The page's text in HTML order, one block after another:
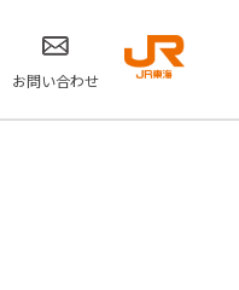
お問い合わせ